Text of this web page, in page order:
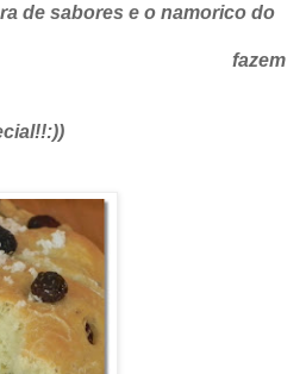
de sabores e o namorico do